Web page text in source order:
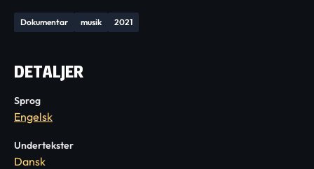
Dokumentar musik 2021
DETALJER
Sprog
Engelsk
Undertekster
Dansk